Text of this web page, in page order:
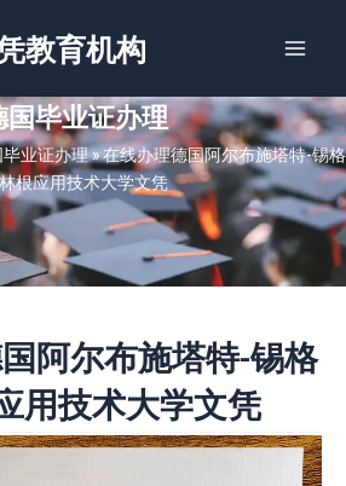
教育机构
国毕业证办理
业证办理»在线办理德国阿尔布施塔特-锡格
根应用技术大学文凭
阿尔布施塔特-锡格
用技术大学文凭